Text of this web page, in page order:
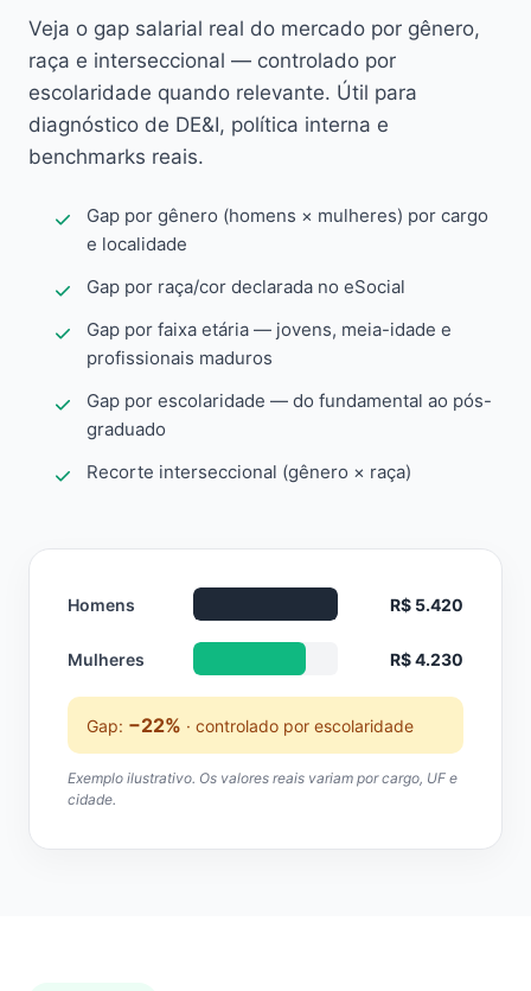
Veja o gap salarial real do mercado por gênero,
raça e interseccional — controlado por
escolaridade quando relevante. Útil para
diagnóstico de DE&I, política interna e
benchmarks reais.
Gap por gênero (homens × mulheres) por cargo
e localidade
Gap por raça/cor declarada no eSocial
Gap por faixa etária — jovens, meia-idade e
profissionais maduros
Gap por escolaridade — do fundamental ao pós-
graduado
Recorte interseccional (gênero × raça)
Homens R$ 5.420
Mulheres R$ 4.230
Gap: −22% · controlado por escolaridade
Exemplo ilustrativo. Os valores reais variam por cargo, UF e
cidade.